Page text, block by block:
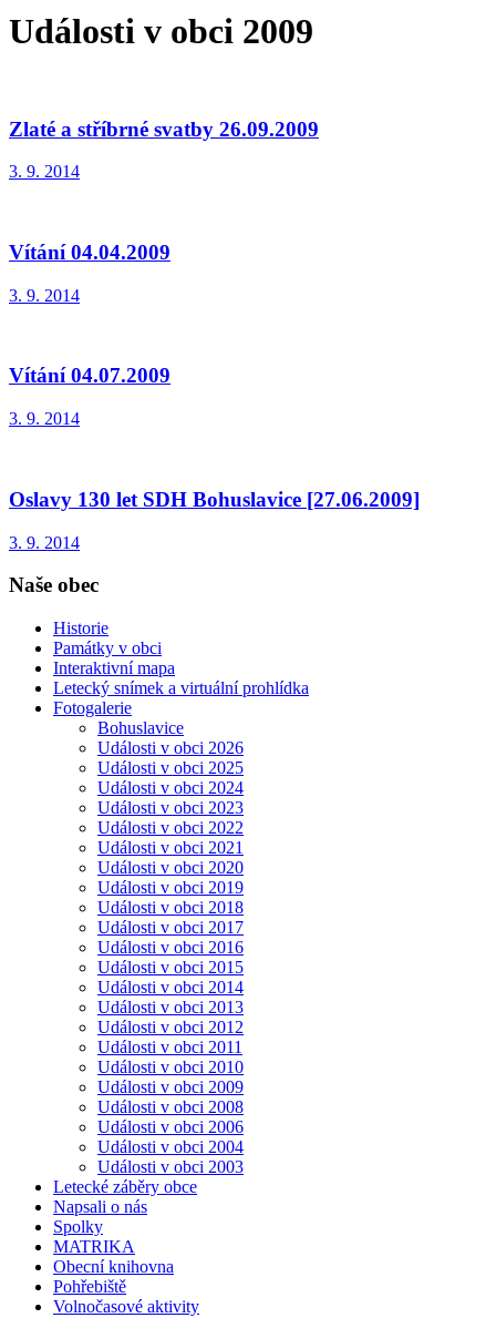
Události v obci 2009
Zlaté a stříbrné svatby 26.09.2009
3. 9. 2014
Vítání 04.04.2009
3. 9. 2014
Vítání 04.07.2009
3. 9. 2014
Oslavy 130 let SDH Bohuslavice [27.06.2009]
3. 9. 2014
Naše obec
Historie
Památky v obci
Interaktivní mapa
Letecký snímek a virtuální prohlídka
Fotogalerie
Bohuslavice
Události v obci 2026
Události v obci 2025
Události v obci 2024
Události v obci 2023
Události v obci 2022
Události v obci 2021
Události v obci 2020
Události v obci 2019
Události v obci 2018
Události v obci 2017
Události v obci 2016
Události v obci 2015
Události v obci 2014
Události v obci 2013
Události v obci 2012
Události v obci 2011
Události v obci 2010
Události v obci 2009
Události v obci 2008
Události v obci 2006
Události v obci 2004
Události v obci 2003
Letecké záběry obce
Napsali o nás
Spolky
MATRIKA
Obecní knihovna
Pohřebiště
Volnočasové aktivity